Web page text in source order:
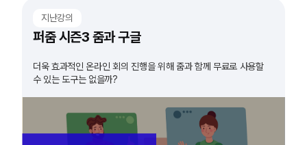
지난강의
퍼줌 시즌3 줌과 구글
더욱 효과적인 온라인 회의 진행을 위해 줌과 함께 무료로 사용할
수 있는 도구는 없을까?